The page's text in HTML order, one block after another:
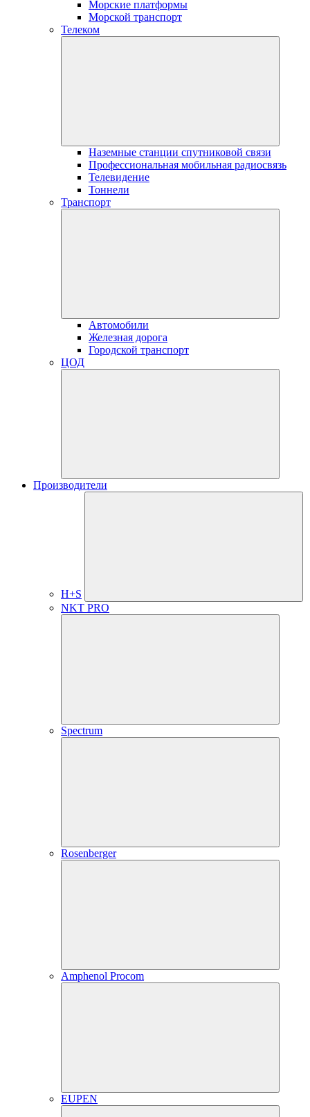
Морские платформы
Морской транспорт
Телеком
Наземные станции спутниковой связи
Профессиональная мобильная радиосвязь
Телевидение
Тоннели
Транспорт
Автомобили
Железная дорога
Городской транспорт
ЦОД
Производители
H+S
NKT PRO
Spectrum
Rosenberger
Amphenol Procom
EUPEN